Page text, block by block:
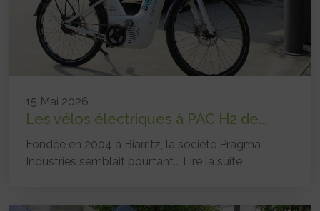
15 Mai 2026
Les vélos électriques à PAC H2 de...
Fondée en 2004 à Biarritz, la société Pragma
Industries semblait pourtant... Lire la suite